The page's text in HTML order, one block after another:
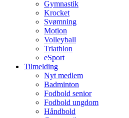
Gymnastik
Krocket
Svømning
Motion
Volleyball
Triathlon
eSport
Tilmelding
Nyt medlem
Badminton
Fodbold senior
Fodbold ungdom
Håndbold